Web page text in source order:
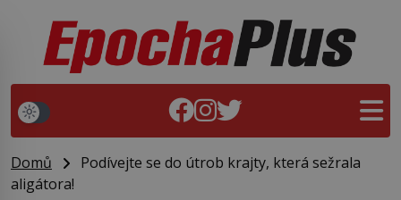
Domů
Podívejte se do útrob krajty, která sežrala
aligátora!